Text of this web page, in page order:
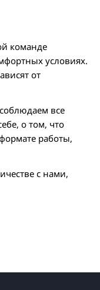
команде
условиях.
от
все
о том, что
работы,
с нами,